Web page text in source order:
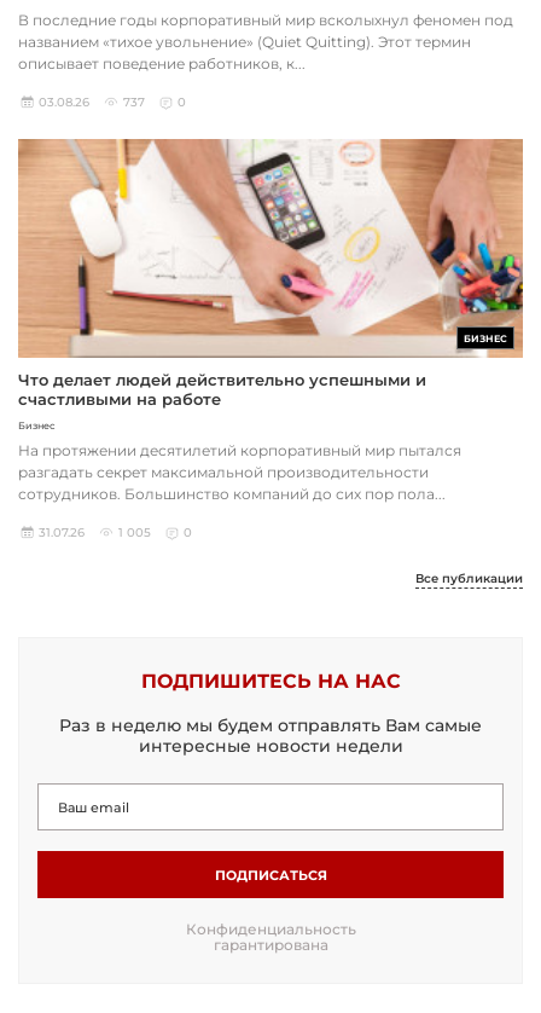
В последние годы корпоративный мир всколыхнул феномен под
названием «тихое увольнение» (Quiet Quitting). Этот термин
описывает поведение работников, к...
03.08.26 737 0
БИЗНЕС
Что делает людей действительно успешными и
счастливыми на работе
Бизнес
На протяжении десятилетий корпоративный мир пытался
разгадать секрет максимальной производительности
сотрудников. Большинство компаний до сих пор пола...
31.07.26 1 005 0
Все публикации
ПОДПИШИТЕСЬ НА НАС
Раз в неделю мы будем отправлять Вам самые
интересные новости недели
ПОДПИСАТЬСЯ
Конфиденциальность
гарантирована